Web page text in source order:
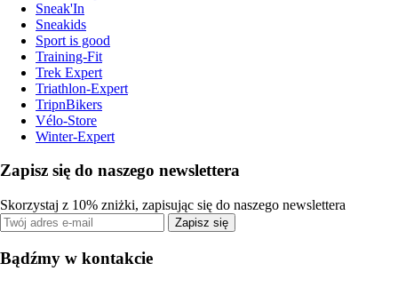
Sneak'In
Sneakids
Sport is good
Training-Fit
Trek Expert
Triathlon-Expert
TripnBikers
Vélo-Store
Winter-Expert
Zapisz się do naszego newslettera
Skorzystaj z 10% zniżki, zapisując się do naszego newslettera
Zapisz się
Bądźmy w kontakcie